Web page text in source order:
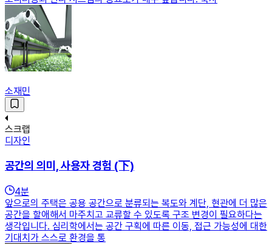
소재민
스크랩
디자인
공간의 의미, 사용자 경험 (下)
4분
앞으로의 주택은 공용 공간으로 분류되는 복도와 계단, 현관에 더 많은
공간을 할애해서 마주치고 교류할 수 있도록 구조 변경이 필요하다는
생각입니다. 심리학에서는 공간 구획에 따른 이동, 접근 가능성에 대한
기대치가 스스로 환경을 통